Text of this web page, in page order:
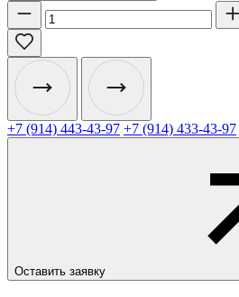
+7 (914) 443-43-97 +7 (914) 433-43-97
Оставить заявку